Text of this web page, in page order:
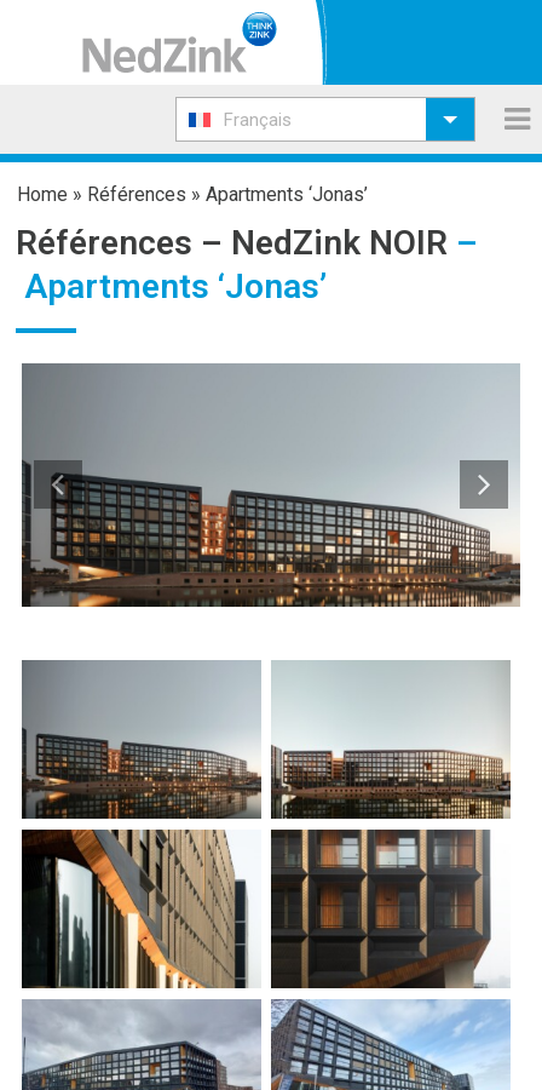
Français
Home » Références » Apartments ‘Jonas’
Références – NedZink NOIR –
Apartments ‘Jonas’